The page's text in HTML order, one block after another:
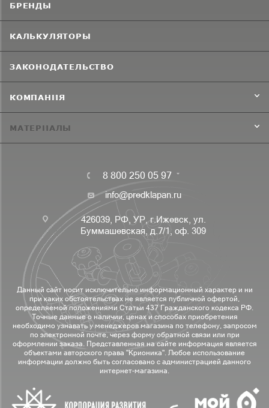
БРЕНДЫ
КАЛЬКУЛЯТОРЫ
ЗАКОНОДАТЕЛЬСТВО
КОМПАНИЯ
МАТЕРИАЛЫ
8 800 250 05 97
info@predklapan.ru
426039, РФ, УР, г.Ижевск, ул.
Буммашевская, д.7/1, оф. 309
Данный сайт носит исключительно информационный характер и ни
при каких обстоятельствах не является публичной офертой,
определяемой положениями Статьи 437 Гражданского кодекса РФ.
Точные данные о наличии, ценах и способах приобретения
необходимо узнавать у менеджеров магазина по телефону, запросом
по электронной почте, через форму обратной связи или при
оформлении заказа. Представленная на сайте информация является
объектами авторского права "Крионика". Любое использование
информации должно быть согласовано с администрацией данного
интернет-магазина.